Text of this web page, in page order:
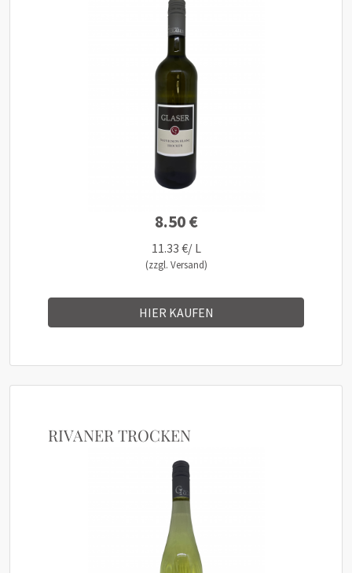
8.50 €
11.33 €/ L
(zzgl. Versand)
HIER KAUFEN
RIVANER TROCKEN